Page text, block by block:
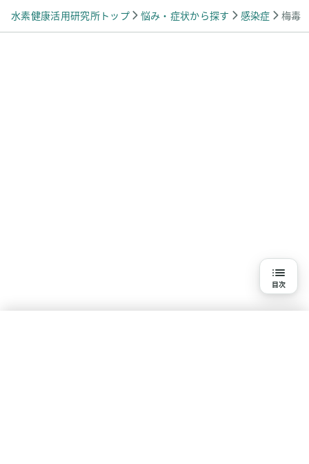
水素健康活用研究所トップ 悩み・症状から探す 感染症 梅毒
目次